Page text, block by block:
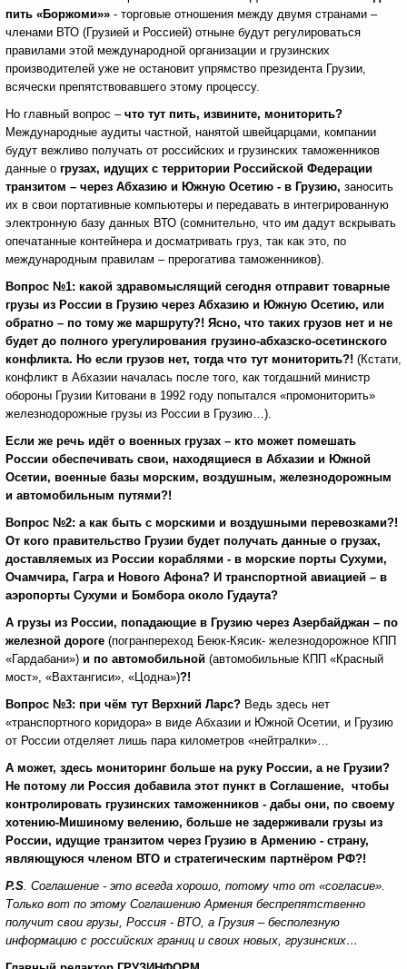
пить «Боржоми»» - торговые отношения между двумя странами –
членами ВТО (Грузией и Россией) отныне будут регулироваться
правилами этой международной организации и грузинских
производителей уже не остановит упрямство президента Грузии,
всячески препятствовавшего этому процессу.
Но главный вопрос – что тут пить, извините, мониторить?
Международные аудиты частной, нанятой швейцарцами, компании
будут вежливо получать от российских и грузинских таможенников
данные о грузах, идущих с территории Российской Федерации
транзитом – через Абхазию и Южную Осетию - в Грузию, заносить
их в свои портативные компьютеры и передавать в интегрированную
электронную базу данных ВТО (сомнительно, что им дадут вскрывать
опечатанные контейнера и досматривать груз, так как это, по
международным правилам – прерогатива таможенников).
Вопрос №1: какой здравомыслящий сегодня отправит товарные
грузы из России в Грузию через Абхазию и Южную Осетию, или
обратно – по тому же маршруту?! Ясно, что таких грузов нет и не
будет до полного урегулирования грузино-абхазско-осетинского
конфликта. Но если грузов нет, тогда что тут мониторить?! (Кстати,
конфликт в Абхазии началась после того, как тогдашний министр
обороны Грузии Китовани в 1992 году попытался «промониторить»
железнодорожные грузы из России в Грузию…).
Если же речь идёт о военных грузах – кто может помешать
России обеспечивать свои, находящиеся в Абхазии и Южной
Осетии, военные базы морским, воздушным, железнодорожным
и автомобильным путями?!
Вопрос №2: а как быть с морскими и воздушными перевозками?!
От кого правительство Грузии будет получать данные о грузах,
доставляемых из России кораблями - в морские порты Сухуми,
Очамчира, Гагра и Нового Афона? И транспортной авиацией – в
аэропорты Сухуми и Бомбора около Гудаута?
А грузы из России, попадающие в Грузию через Азербайджан – по
железной дороге (погранпереход Беюк-Кясик- железнодорожное КПП
«Гардабани») и по автомобильной (автомобильные КПП «Красный
мост», «Вахтангиси», «Цодна»)?!
Вопрос №3: при чём тут Верхний Ларс? Ведь здесь нет
«транспортного коридора» в виде Абхазии и Южной Осетии, и Грузию
от России отделяет лишь пара километров «нейтралки»…
А может, здесь мониторинг больше на руку России, а не Грузии?
Не потому ли Россия добавила этот пункт в Соглашение, чтобы
контролировать грузинских таможенников - дабы они, по своему
хотению-Мишиному велению, больше не задерживали грузы из
России, идущие транзитом через Грузию в Армению - страну,
являющуюся членом ВТО и стратегическим партнёром РФ?!
P.S. Соглашение - это всегда хорошо, потому что от «согласие».
Только вот по этому Соглашению Армения беспрепятственно
получит свои грузы, Россия - ВТО, а Грузия – бесполезную
информацию с российских границ и своих новых, грузинских…